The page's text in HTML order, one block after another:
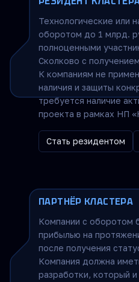
Технологические или
оборотом до 1 млрд.
полноценными
Сколково с
К компаниям не
наличия и защиты
требуется наличие
проекта в рамках НП
Стать резидентом
ПАРТНЁР КЛАСТЕРА
Компании с оборотом
прибылью на
после получения
Компания должна
разработки, который и